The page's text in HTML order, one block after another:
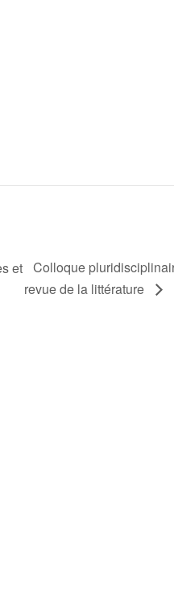
et Colloque
revue de la littérature